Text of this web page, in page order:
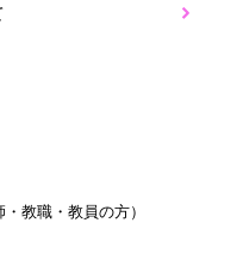
教職・教員の方）